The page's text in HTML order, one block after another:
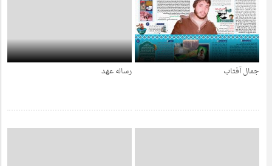
جمال آفتاب رساله عهد